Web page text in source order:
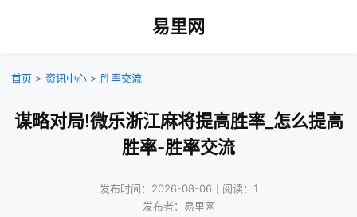
易里网
首页 > 资讯中心 > 胜率交流
谋略对局!微乐浙江麻将提高胜率_怎么提高
胜率-胜率交流
发布时间：2026-08-06｜阅读：1
发布者：易里网